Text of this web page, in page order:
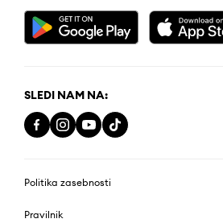
SLEDI NAM NA:
Politika zasebnosti
Pravilnik